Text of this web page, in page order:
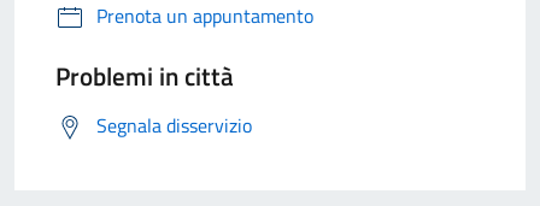
Prenota un appuntamento
Problemi in città
Segnala disservizio